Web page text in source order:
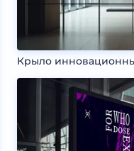
Крыло